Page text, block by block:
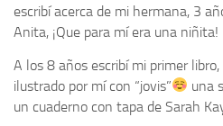
escribí acerca de mi hermana, 3
Anita, ¡Que para mí era una niñita!
A los 8 años escribí mi primer
ilustrado por mí con “jovis”
una
un cuaderno con tapa de Sarah